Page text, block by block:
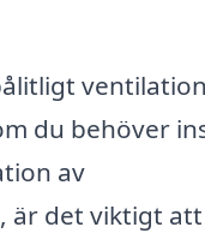
du behöver
av
är det viktigt